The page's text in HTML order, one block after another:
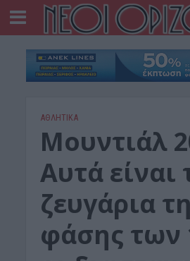
ΑΘΛΗΤΙΚΑ
Μουντιάλ
Αυτά είναι
ζευγάρια
φάσης των